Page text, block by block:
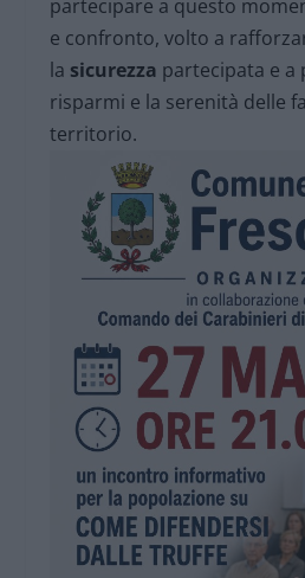
partecipare a questo
e confronto, volto a
la sicurezza partecipata e a
risparmi e la serenità delle
territorio.